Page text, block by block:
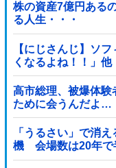
株の資産7億円ある
る人生・・・
【にじさんじ】ソ
くなるよね！！」他
高市総理、被爆体
ために会うんだよ…
「うるさい」で消
機 会場数は20年で
ス”も